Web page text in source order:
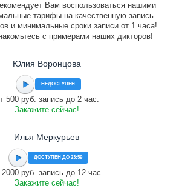
Вам воспользоваться нашими
тарифы на качественную запись
и минимальные сроки записи от 1 часа!
с примерами наших дикторов!
Юлия Воронцова
НЕДОСТУПЕН
500 руб. запись до 2 час.
Закажите сейчас!
Илья Меркурьев
ДОСТУПЕН ДО 23:59
руб. запись до 12 час.
Закажите сейчас!